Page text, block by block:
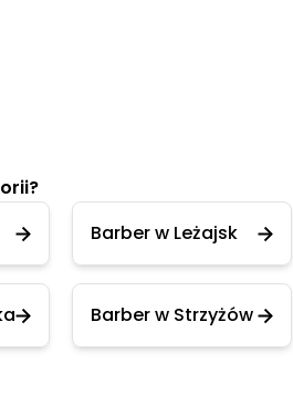
Barber w Leżajsk
Barber w Strzyżów